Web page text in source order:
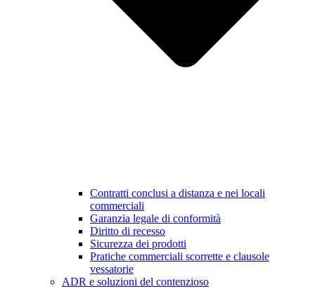
Contratti conclusi a distanza e nei locali
commerciali
Garanzia legale di conformità
Diritto di recesso
Sicurezza dei prodotti
Pratiche commerciali scorrette e clausole
vessatorie
ADR e soluzioni del contenzioso